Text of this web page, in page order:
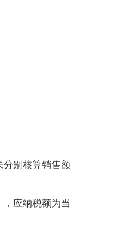
别核算销售额
应纳税额为当